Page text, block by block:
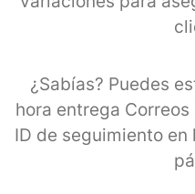
¿Sabías? Puedes
hora entrega
ID de seguimiento